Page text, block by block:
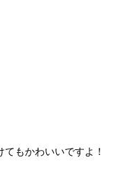
もかわいいですよ！